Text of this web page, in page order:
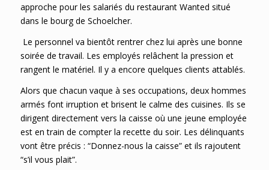
approche pour les salariés du restaurant Wanted situé
dans le bourg de Schoelcher.
Le personnel va bientôt rentrer chez lui après une bonne
soirée de travail. Les employés relâchent la pression et
rangent le matériel. Il y a encore quelques clients attablés.
Alors que chacun vaque à ses occupations, deux hommes
armés font irruption et brisent le calme des cuisines. Ils se
dirigent directement vers la caisse où une jeune employée
est en train de compter la recette du soir. Les délinquants
vont être précis : “Donnez-nous la caisse” et ils rajoutent
“s’il vous plait”.